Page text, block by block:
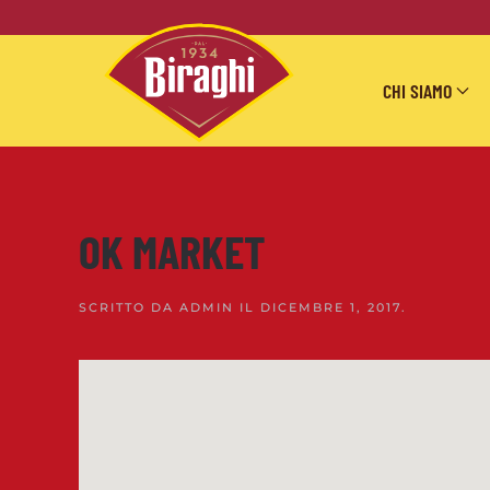
Skip to main content
CHI SIAMO
OK MARKET
SCRITTO DA ADMIN IL DICEMBRE 1, 2017.